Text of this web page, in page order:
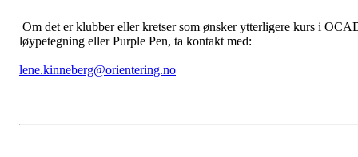
Om det er klubber eller kretser som ønsker ytterligere kurs i
løypetegning eller Purple Pen, ta kontakt med:
lene.kinneberg@orientering.no